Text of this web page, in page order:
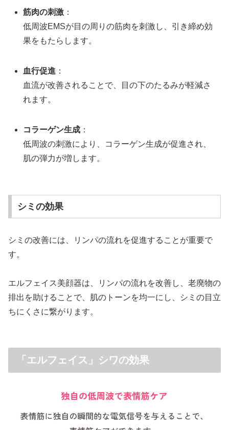
筋肉の刺激 ：
低周波EMSが目の周りの筋肉を刺激し、引き締め効
果をもたらします。
血行促進 ：
血流が改善されることで、目の下のたるみが軽減さ
れます。
コラーゲン生成 ：
低周波の刺激により、コラーゲン生成が促進され、
肌の弾力が増します。
シミの効果
シミの改善には、リンパの流れを促進することが重要で
す。
エルフェイス美顔器は、リンパの流れを改善し、老廃物の
排出を助けることで、肌のトーンを均一にし、シミの目立
ちにくさに繋がります。
「エルフェイス」シワの効果